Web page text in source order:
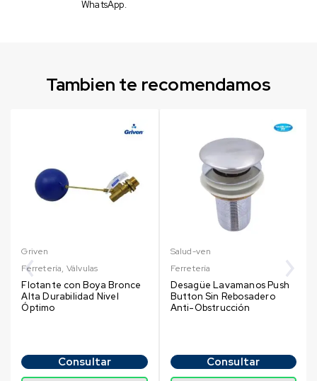
WhatsApp.
Tambien te recomendamos
Griven
Ferretería, Válvulas
Flotante con Boya Bronce
Alta Durabilidad Nivel
Óptimo
Consultar
Salud-ven
Ferretería
Desagüe Lavamanos Push
Button Sin Rebosadero
Anti-Obstrucción
Consultar